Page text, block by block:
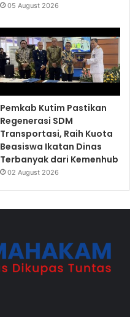
05 August 2026
Pemkab Kutim Pastikan
Regenerasi SDM
Transportasi, Raih Kuota
Beasiswa Ikatan Dinas
Terbanyak dari Kemenhub
02 August 2026